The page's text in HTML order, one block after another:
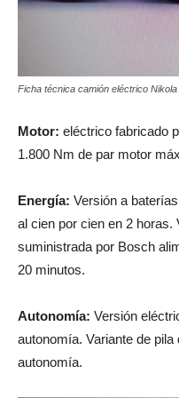
Ficha técnica camión eléctrico Nikola
Motor: eléctrico fabricado
1.800 Nm de par motor
Energía: Versión a
al cien por cien en 2 horas.
suministrada por Bosch
20 minutos.
Autonomía: Versión
autonomía. Variante de
autonomía.